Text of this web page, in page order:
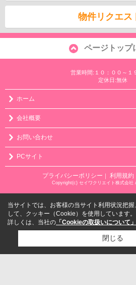
物件リクエス
ページトップ
営業時間:１０：００～１
定休日:無休
ホーム
会社概要
お問い合わせ
PCサイト
プライバシーポリシー ｜ 利用規約
Copyright(c) セイワクリエイト株式会社
当サイトでは、お客様の当サイト利用状況把
して、クッキー（Cookie）を使用しています。
詳しくは、当社の 「Cookieの取扱いについて」
閉じる